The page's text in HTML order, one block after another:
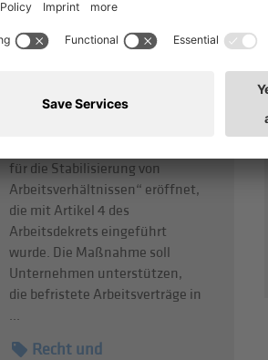
Neuer Anreiz für die
Umwandlung befristeter
Arbeitsverträge in
Beschäftigungsverhältnisse
für die Stabilisierung von
Arbeitsverhältnissen“ eröffnet,
die mit Artikel 4 des
Arbeitsdekrets eingeführt
wurde. Die Maßnahme soll
Unternehmen unterstützen,
die befristete Arbeitsverträge in
...
Recht und